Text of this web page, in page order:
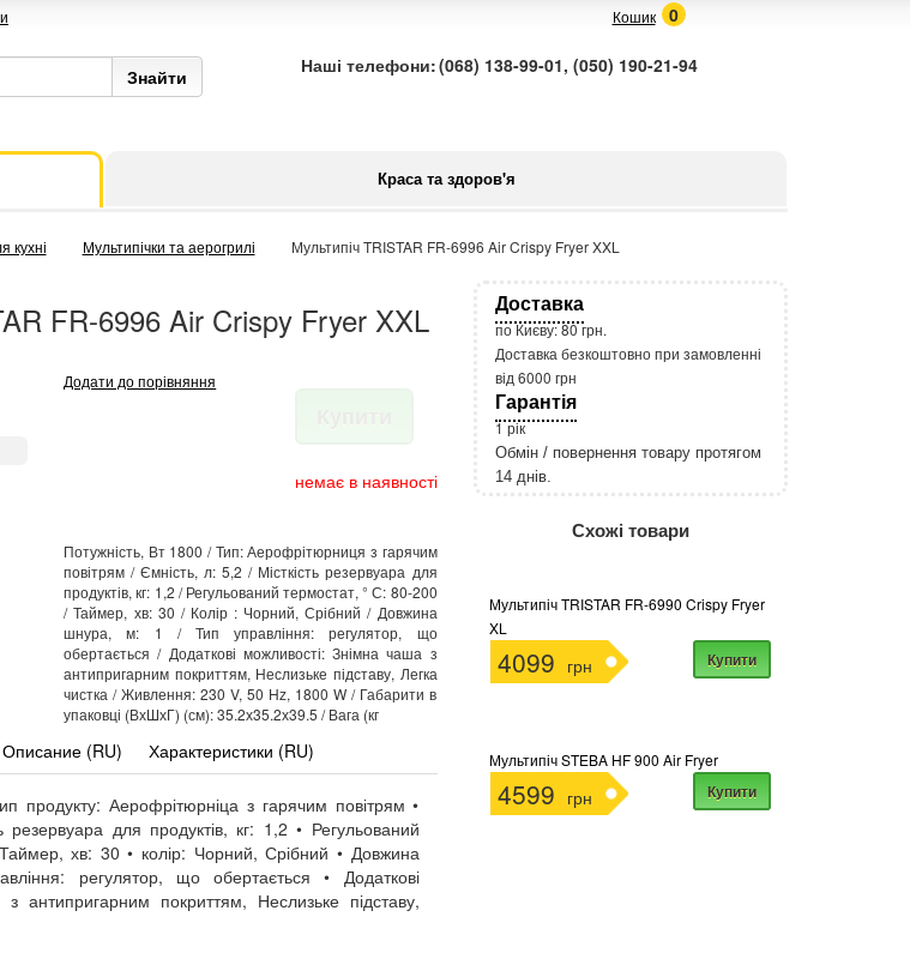
Кошик 0
Наші телефони:(068) 138-99-01, (050) 190-21-94
Краса та здоров'я
кухні Мультипічки та аерогрилі Мультипіч TRISTAR FR-6996 Air Crispy Fryer XXL
FR-6996 Air Crispy Fryer XXL
Додати до порівняння
немає в наявності
Потужність, Вт 1800 / Тип: Аерофрітюрниця з гарячим
повітрям / Ємність, л: 5,2 / Місткість резервуара для
продуктів, кг: 1,2 / Регульований термостат, ° С: 80-200
/ Таймер, хв: 30 / Колір : Чорний, Срібний / Довжина
шнура, м: 1 / Тип управління: регулятор, що
обертається / Додаткові можливості: Знімна чаша з
антипригарним покриттям, Неслизьке підставу, Легка
чистка / Живлення: 230 V, 50 Hz, 1800 W / Габарити в
упаковці (ВхШхГ) (см): 35.2х35.2х39.5 / Вага (кг
Описание (RU) Характеристики (RU)
продукту: Аерофрітюрніца з гарячим повітрям •
резервуара для продуктів, кг: 1,2 • Регульований
хв: 30 • колір: Чорний, Срібний • Довжина
регулятор, що обертається • Додаткові
антипригарним покриттям, Неслизьке підставу,
Доставка
по Києву: 80 грн.
Доставка безкоштовно при замовленні
від 6000 грн
Гарантія
1 рік
Обмін / повернення товару протягом
14 днів.
Схожі товари
Мультипіч TRISTAR FR-6990 Crispy Fryer
XL
4099 грн Купити
Мультипіч STEBA HF 900 Air Fryer
4599 грн Купити